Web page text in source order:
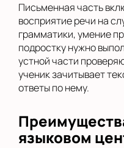
Письменная часть
восприятие речи на
грамматики, умение
подростку нужно
устной части
ученик зачитывает
ответы по нему.
языковом